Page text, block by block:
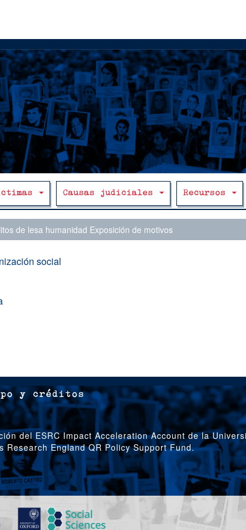
Causas judiciales Recursos
de lesa humanidad Exposición de motivos
social
y créditos
del ESRC Impact Acceleration Account de la
Research England QR Policy Support Fund.